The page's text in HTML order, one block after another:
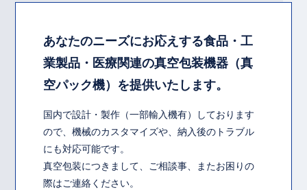
あなたのニーズにお応えする食品・工
業製品・ 医療関連の真空包装機器（真
空パック機）を提供いたします。
国内で設計・製作（一部輸入機有）しております
ので、機械のカスタマイズや、納入後のトラブル
にも対応可能です。
真空包装につきまして、ご相談事、またお困りの
際はご連絡ください。